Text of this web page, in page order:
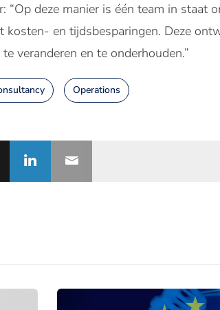
“Op deze manier is één team in
kosten- en tijdsbesparingen. Deze
veranderen en te onderhouden.”
Operations